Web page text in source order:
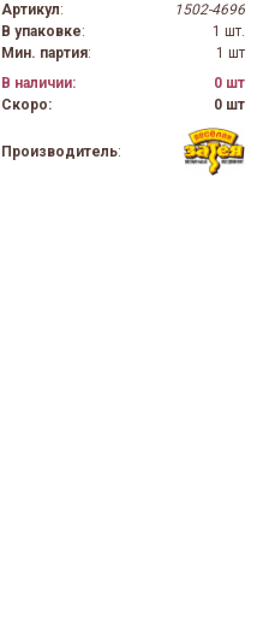
Артикул:
1502-4696
В упаковке:
1 шт.
Мин. партия:
1 шт
В наличии:
0 шт
Скоро:
0 шт
Производитель: